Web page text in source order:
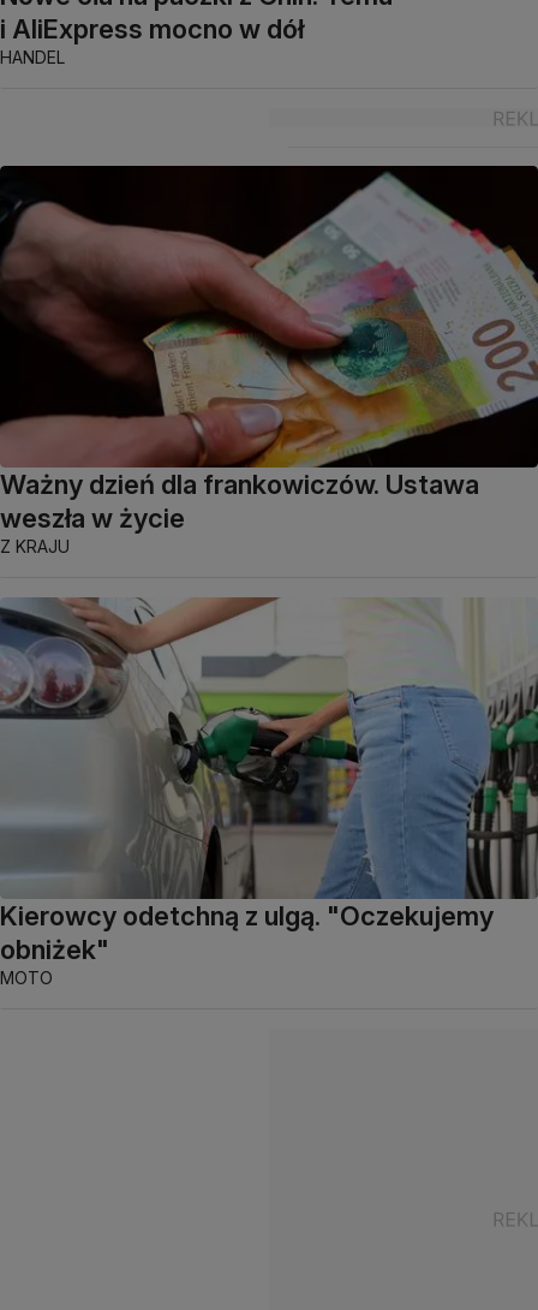
i AliExpress mocno w dół
HANDEL
Ważny dzień dla frankowiczów. Ustawa
weszła w życie
Z KRAJU
Kierowcy odetchną z ulgą. "Oczekujemy
obniżek"
MOTO